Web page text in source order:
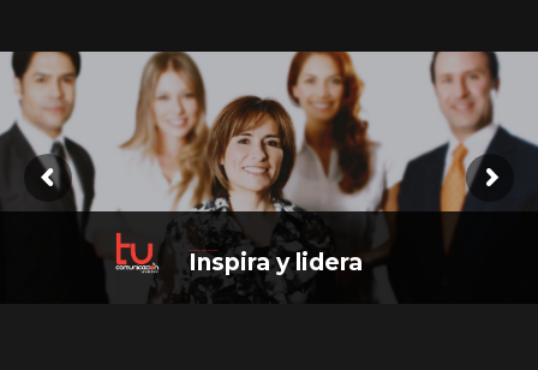
Comunicar para Persuadir
Inspira y lidera